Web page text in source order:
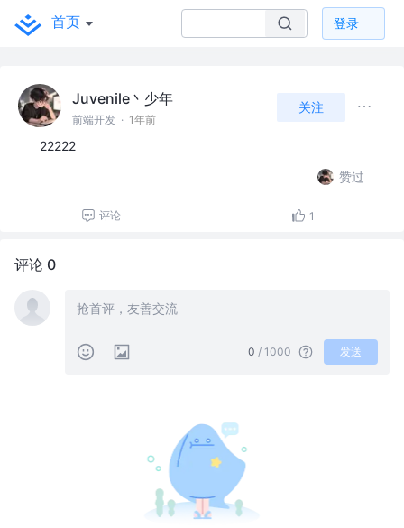
首页 登录
Juvenile丶少年
前端开发 · 1年前
关注
22222
赞过
评论 1
评论 0
0 / 1000 发送